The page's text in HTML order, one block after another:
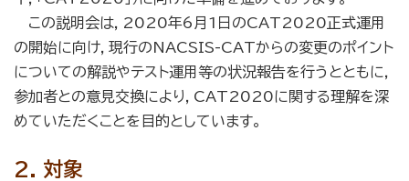
この説明会は，2020年6月1日のCAT2020正式運用
の開始に向け，現行のNACSIS-CATからの変更のポイント
についての解説やテスト運用等の状況報告を行うとともに，
参加者との意見交換により，CAT2020に関する理解を深
めていただくことを目的としています。
2. 対象